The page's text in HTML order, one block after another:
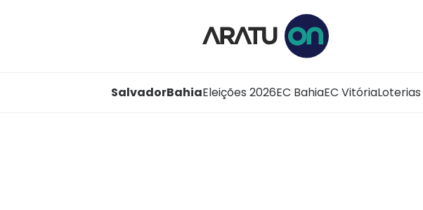
SalvadorBahiaEleições 2026EC BahiaEC VitóriaLoterias